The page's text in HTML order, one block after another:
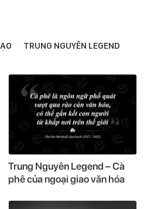
TRUNG NGUYÊN LEGEND
Trung Nguyên Legend – Cà
phê của ngoại giao văn hóa